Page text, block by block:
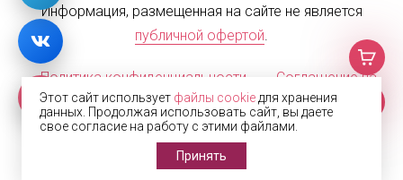
Информация, размещенная на сайте не является
публичной офертой.
Политика конфиденциальности
Соглашение на
обработку персональных данных
Карта сайта
© 2002—2026 Жалюзи.РФ
Этот сайт использует файлы cookie для хранения
данных. Продолжая использовать сайт, вы даете
свое согласие на работу с этими файлами.
Принять